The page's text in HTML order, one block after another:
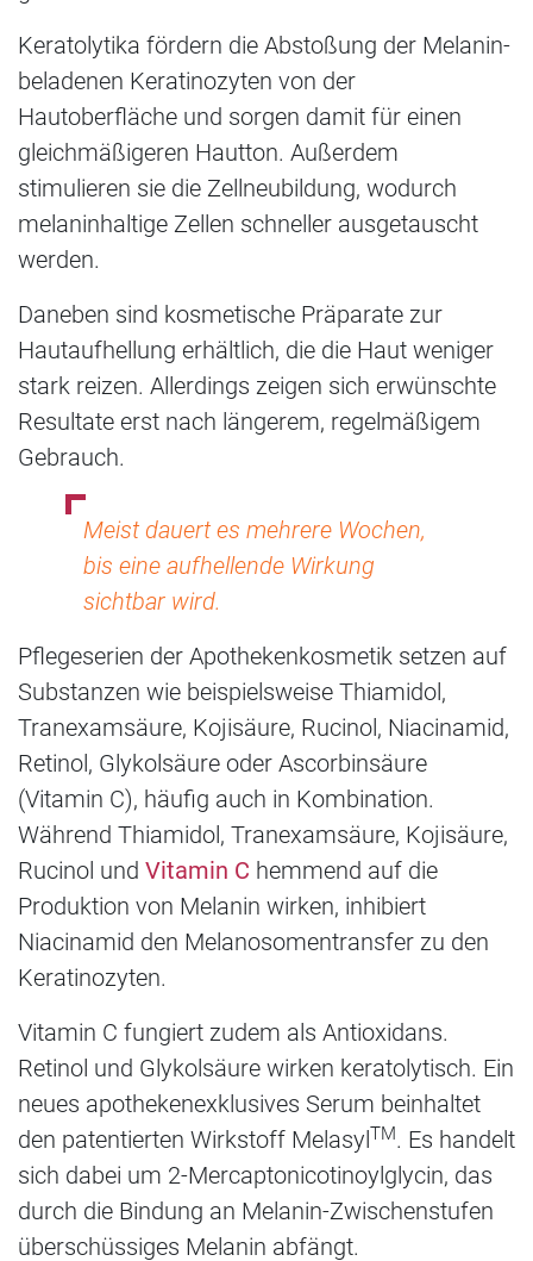
Keratolytika fördern die Abstoßung der Melanin-
beladenen Keratinozyten von der
Hautoberfläche und sorgen damit für einen
gleichmäßigeren Hautton. Außerdem
stimulieren sie die Zellneubildung, wodurch
melaninhaltige Zellen schneller ausgetauscht
werden.
Daneben sind kosmetische Präparate zur
Hautaufhellung erhältlich, die die Haut weniger
stark reizen. Allerdings zeigen sich erwünschte
Resultate erst nach längerem, regelmäßigem
Gebrauch.
Meist dauert es mehrere Wochen,
bis eine aufhellende Wirkung
sichtbar wird.
Pflegeserien der Apothekenkosmetik setzen auf
Substanzen wie beispielsweise Thiamidol,
Tranexamsäure, Kojisäure, Rucinol, Niacinamid,
Retinol, Glykolsäure oder Ascorbinsäure
(Vitamin C), häufig auch in Kombination.
Während Thiamidol, Tranexamsäure, Kojisäure,
Rucinol und Vitamin C hemmend auf die
Produktion von Melanin wirken, inhibiert
Niacinamid den Melanosomentransfer zu den
Keratinozyten.
Vitamin C fungiert zudem als Antioxidans.
Retinol und Glykolsäure wirken keratolytisch. Ein
neues apothekenexklusives Serum beinhaltet
den patentierten Wirkstoff Melasyl TM. Es handelt
sich dabei um 2-Mercaptonicotinoylglycin, das
durch die Bindung an Melanin-Zwischenstufen
überschüssiges Melanin abfängt.